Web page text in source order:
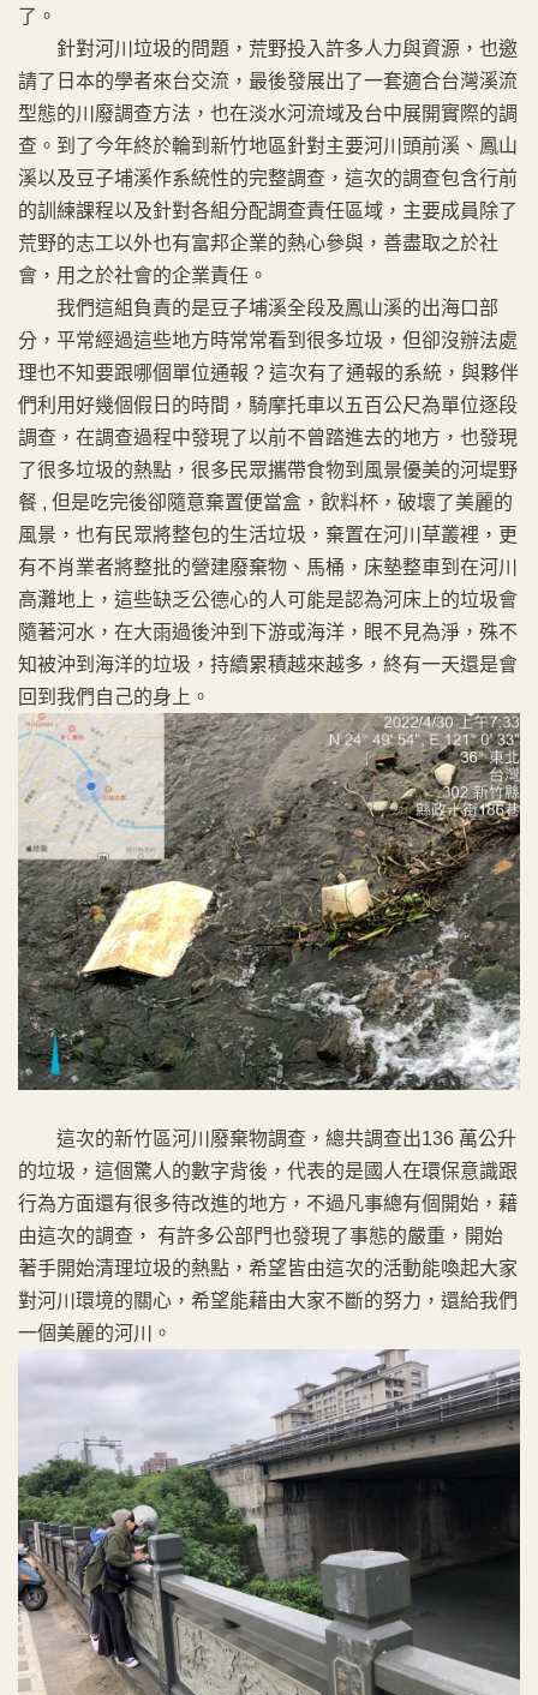
了。
針對河川垃圾的問題，荒野投入許多人力與資源，也邀
請了日本的學者來台交流，最後發展出了一套適合台灣溪流
型態的川廢調查方法，也在淡水河流域及台中展開實際的調
查。到了今年終於輪到新竹地區針對主要河川頭前溪、鳳山
溪以及豆子埔溪作系統性的完整調查，這次的調查包含行前
的訓練課程以及針對各組分配調查責任區域，主要成員除了
荒野的志工以外也有富邦企業的熱心參與，善盡取之於社
會，用之於社會的企業責任。
我們這組負責的是豆子埔溪全段及鳳山溪的出海口部
分，平常經過這些地方時常常看到很多垃圾，但卻沒辦法處
理也不知要跟哪個單位通報 ? 這次有了通報的系統，與夥伴
們利用好幾個假日的時間，騎摩托車以五百公尺為單位逐段
調查，在調查過程中發現了以前不曾踏進去的地方，也發現
了很多垃圾的熱點，很多民眾攜帶食物到風景優美的河堤野
餐 , 但是吃完後卻隨意棄置便當盒，飲料杯，破壞了美麗的
風景，也有民眾將整包的生活垃圾，棄置在河川草叢裡，更
有不肖業者將整批的營建廢棄物、馬桶，床墊整車到在河川
高灘地上，這些缺乏公德心的人可能是認為河床上的垃圾會
隨著河水，在大雨過後沖到下游或海洋，眼不見為淨，殊不
知被沖到海洋的垃圾，持續累積越來越多，終有一天還是會
回到我們自己的身上。
這次的新竹區河川廢棄物調查，總共調查出136 萬公升
的垃圾，這個驚人的數字背後，代表的是國人在環保意識跟
行為方面還有很多待改進的地方，不過凡事總有個開始，藉
由這次的調查， 有許多公部門也發現了事態的嚴重，開始
著手開始清理垃圾的熱點，希望皆由這次的活動能喚起大家
對河川環境的關心，希望能藉由大家不斷的努力，還給我們
一個美麗的河川。